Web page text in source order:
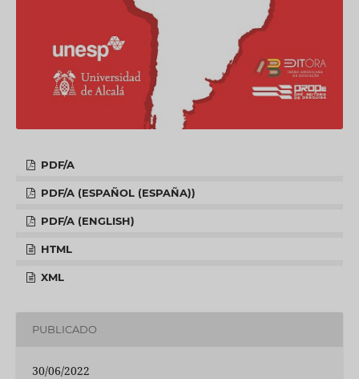
PDF/A
PDF/A (ESPAÑOL (ESPAÑA))
PDF/A (ENGLISH)
HTML
XML
PUBLICADO
30/06/2022